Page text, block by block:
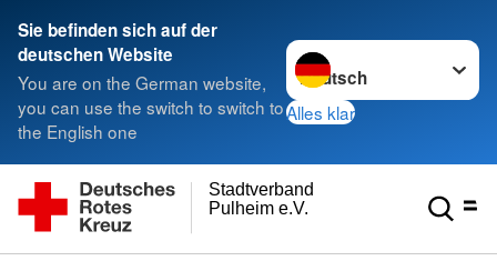
Sie befinden sich auf der
deutschen Website
You are on the German website,
you can use the switch to switch to
the English one
Sprache wechseln zu
Alles klar
Pulheim e.V.
Stadtverband